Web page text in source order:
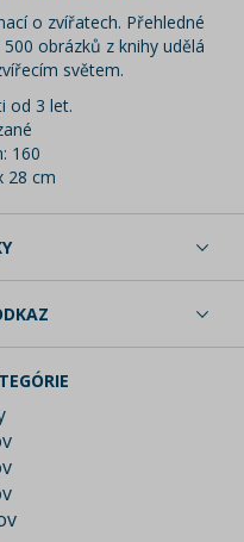
o zvířatech. Přehledné
obrázků z knihy udělá
světem.
od 3 let.
160
28 cm